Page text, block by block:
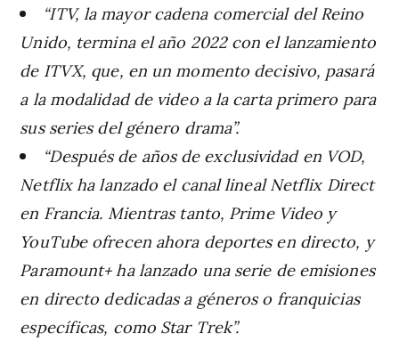
“ITV, la mayor cadena comercial del Reino
Unido, termina el año 2022 con el lanzamiento
de ITVX, que, en un momento decisivo, pasará
a la modalidad de video a la carta primero para
sus series del género drama”.
“Después de años de exclusividad en VOD,
Netflix ha lanzado el canal lineal Netflix Direct
en Francia. Mientras tanto, Prime Video y
YouTube ofrecen ahora deportes en directo, y
Paramount+ ha lanzado una serie de emisiones
en directo dedicadas a géneros o franquicias
específicas, como Star Trek”.